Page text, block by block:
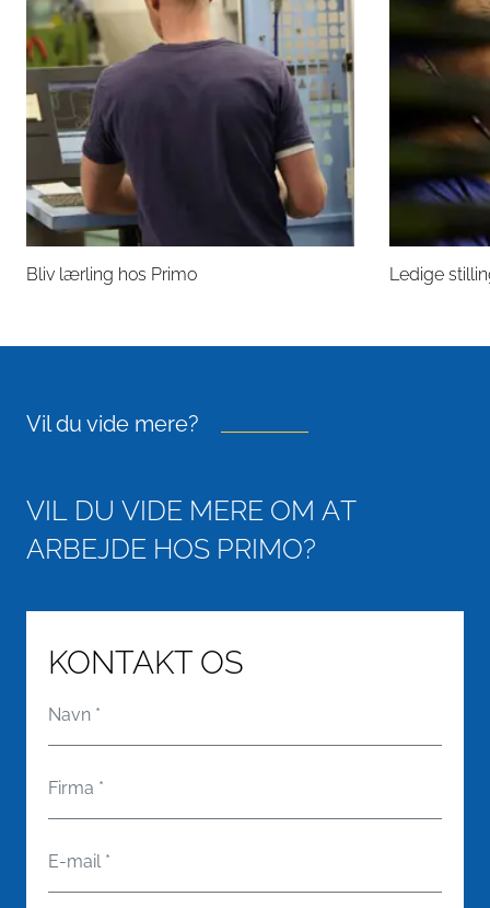
Bliv lærling hos Primo Ledige
Vil du vide mere?
VIL DU VIDE MERE OM AT
ARBEJDE HOS PRIMO?
KONTAKT OS
Navn *
Firma *
E-mail *